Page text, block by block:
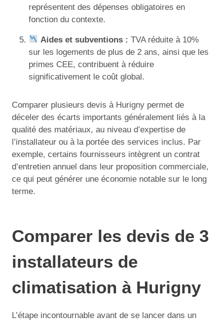
représentent des dépenses obligatoires en
fonction du contexte.
Aides et subventions : TVA réduite à 10%
sur les logements de plus de 2 ans, ainsi que les
primes CEE, contribuent à réduire
significativement le coût global.
Comparer plusieurs devis à Hurigny permet de
déceler des écarts importants généralement liés à la
qualité des matériaux, au niveau d’expertise de
l’installateur ou à la portée des services inclus. Par
exemple, certains fournisseurs intègrent un contrat
d’entretien annuel dans leur proposition commerciale,
ce qui peut générer une économie notable sur le long
terme.
Comparer les devis de 3
installateurs de
climatisation à Hurigny
L’étape incontournable avant de se lancer dans un